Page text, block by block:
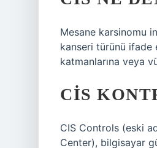
Mesane karsinomu
kanseri türünü ifade
katmanlarına veya
CIS
CIS Controls (eski
Center), bilgisayar